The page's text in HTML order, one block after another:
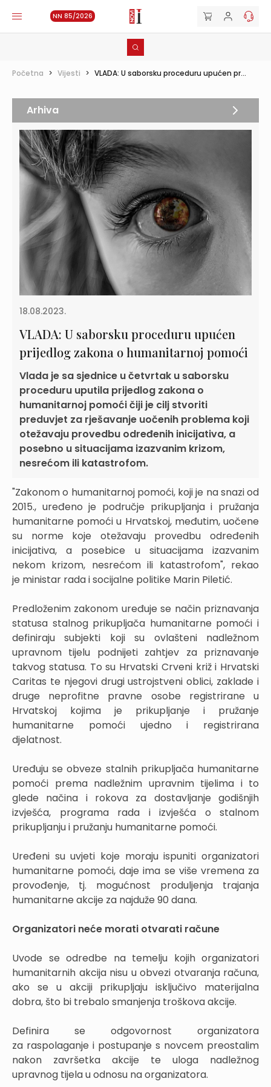
NN 85/2026
Početna > Vijesti > VLADA: U saborsku proceduru upućen pr...
18.08.2023.
VLADA: U saborsku proceduru upućen
prijedlog zakona o humanitarnoj pomoći
Vlada je sa sjednice u četvrtak u saborsku
proceduru uputila prijedlog zakona o
humanitarnoj pomoći čiji je cilj stvoriti
preduvjet za rješavanje uočenih problema koji
otežavaju provedbu određenih inicijativa, a
posebno u situacijama izazvanim krizom,
nesrećom ili katastrofom.
"Zakonom o humanitarnoj pomoći, koji je na snazi od
2015., uređeno je područje prikupljanja i pružanja
humanitarne pomoći u Hrvatskoj, međutim, uočene
su norme koje otežavaju provedbu određenih
inicijativa, a posebice u situacijama izazvanim
nekom krizom, nesrećom ili katastrofom", rekao
je ministar rada i socijalne politike Marin Piletić.
Predloženim zakonom uređuje se način priznavanja
statusa stalnog prikupljača humanitarne pomoći i
definiraju subjekti koji su ovlašteni nadležnom
upravnom tijelu podnijeti zahtjev za priznavanje
takvog statusa. To su Hrvatski Crveni križ i Hrvatski
Caritas te njegovi drugi ustrojstveni oblici, zaklade i
druge neprofitne pravne osobe registrirane u
Hrvatskoj kojima je prikupljanje i pružanje
humanitarne pomoći ujedno i registrirana
djelatnost.
Uređuju se obveze stalnih prikupljača humanitarne
pomoći prema nadležnim upravnim tijelima i to
glede načina i rokova za dostavljanje godišnjih
izvješća, programa rada i izvješća o stalnom
prikupljanju i pružanju humanitarne pomoći.
Uređeni su uvjeti koje moraju ispuniti organizatori
humanitarne pomoći, daje ima se više vremena za
provođenje, tj. mogućnost produljenja trajanja
humanitarne akcije za najduže 90 dana.
Organizatori neće morati otvarati račune
Uvode se odredbe na temelju kojih organizatori
humanitarnih akcija nisu u obvezi otvaranja računa,
ako se u akciji prikupljaju isključivo materijalna
dobra, što bi trebalo smanjenja troškova akcije.
Definira se odgovornost organizatora
za raspolaganje i postupanje s novcem preostalim
nakon završetka akcije te uloga nadležnog
upravnog tijela u odnosu na organizatora.
Arhiva